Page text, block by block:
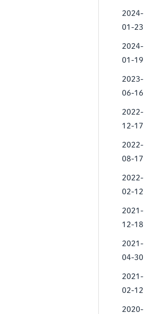
2024-
01-23
2024-
01-19
2023-
06-16
2022-
12-17
2022-
08-17
2022-
02-12
2021-
12-18
2021-
04-30
2021-
02-12
2020-